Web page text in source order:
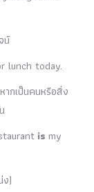
น์
lunch today.
ากเป็นคนหรือสิ่ง
is my
)